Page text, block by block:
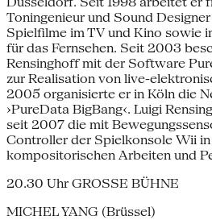
Toningenieur und Sound
Spielfilme im TV und Kino sowie
für das Fernsehen. Seit 2003
Rensinghoff mit der Software
zur Realisation von live-
2005 organisierte er in Köln die
›PureData BigBang‹. Luigi
seit 2007 die mit
Controller der Spielkonsole Wii in
kompositorischen Arbeiten und
20.30 Uhr GROSSE BÜHNE
MICHEL YANG (Brüssel)